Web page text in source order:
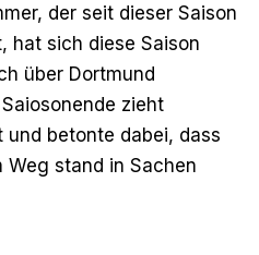
der seit dieser Saison
hat sich diese Saison
über Dortmund
zieht
und betonte dabei, dass
Weg stand in Sachen